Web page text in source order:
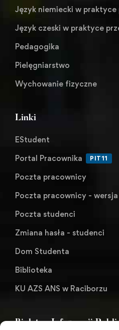
Język niemiecki w praktyce
Język czeski w praktyce
Pedagogika
Pielęgniarstwo
Wychowanie fizyczne
Linki
EStudent
Portal Pracownika
PIT11
Poczta pracownicy
Poczta pracownicy -
Poczta studenci
Zmiana hasła - studenci
Dom Studenta
Biblioteka
KU AZS ANS w Raciborzu
Biuletyn Informacji